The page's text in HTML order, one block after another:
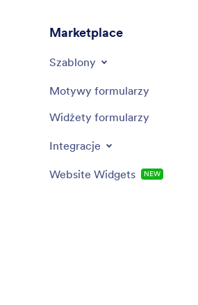
Marketplace
Szablony
Motywy formularzy
Widżety formularzy
Integracje
Website Widgets NEW